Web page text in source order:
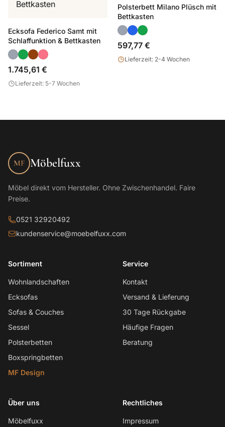
Ecksofa Federico Samt mit
Schlaffunktion & Bettkasten
1.745,61 €
Lieferzeit: 5-7 Wochen
Polsterbett Milano Plüsch mit
Bettkasten
597,77 €
Lieferzeit: 2-4 Wochen
MF Möbelfuxx
Möbel direkt vom Hersteller. Ohne Zwischenhandel. Faire
Preise.
0521 32920492
kundenservice@moebelfuxx.com
Sortiment
Wohnlandschaften
Ecksofas
Sofas & Couches
Sessel
Polsterbetten
Boxspringbetten
MF Design
Service
Kontakt
Versand & Lieferung
30 Tage Rückgabe
Häufige Fragen
Beratung
Über uns
Möbelfuxx
Rechtliches
Impressum